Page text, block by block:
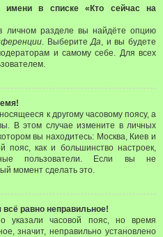
имени в списке «Кто сейчас на
личном разделе вы найдёте опцию
. ВыберитеДа, и вы будете
и самому себе. Для всех
к другому часовому поясу, а
В этом случае измените в личных
вы находитесь: Москва, Киев и
пояс, как и большинство настроек,
пользователи. Если вы не
момент сделать это.
равно неправильное!
указали часовой пояс, но время
значит, неправильно установлено